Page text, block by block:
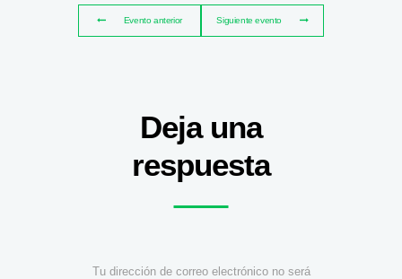
Evento anterior Siguiente evento
Deja una
respuesta
Tu dirección de correo electrónico no será